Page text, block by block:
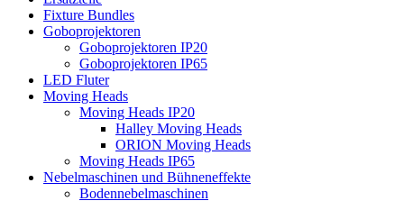
Fixture Bundles
Goboprojektoren
Goboprojektoren IP20
Goboprojektoren IP65
LED Fluter
Moving Heads
Moving Heads IP20
Halley Moving Heads
ORION Moving Heads
Moving Heads IP65
Nebelmaschinen und Bühneneffekte
Bodennebelmaschinen